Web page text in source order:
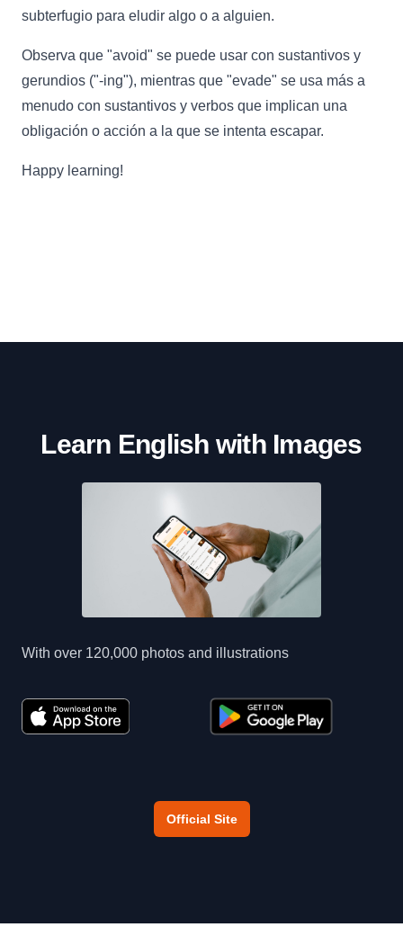
subterfugio para eludir algo o a alguien.
Observa que "avoid" se puede usar con sustantivos y
gerundios ("-ing"), mientras que "evade" se usa más a
menudo con sustantivos y verbos que implican una
obligación o acción a la que se intenta escapar.
Happy learning!
Learn English with Images
With over 120,000 photos and illustrations
Official Site